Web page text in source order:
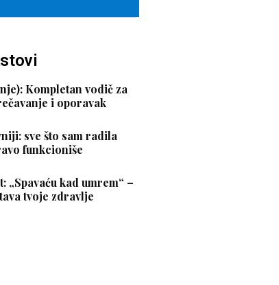
Kompletan vodič za
i oporavak
sve što sam radila
funkcioniše
„Spavaću kad umrem“ –
tvoje zdravlje